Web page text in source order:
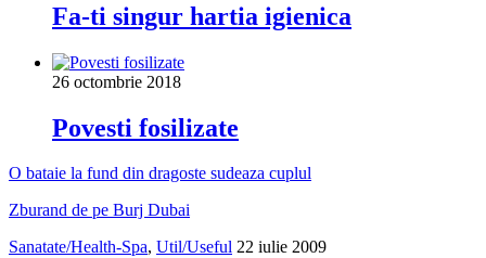
Fa-ti singur hartia igienica
26 octombrie 2018
Povesti fosilizate
O bataie la fund din dragoste sudeaza cuplul
Zburand de pe Burj Dubai
Sanatate/Health-Spa, Util/Useful 22 iulie 2009